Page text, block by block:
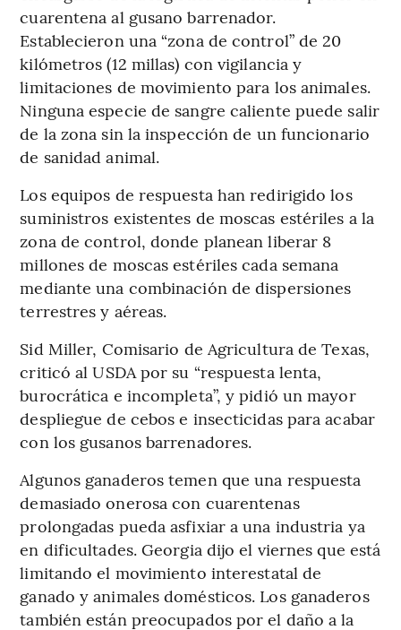
cuarentena al gusano barrenador.
Establecieron una “zona de control” de 20
kilómetros (12 millas) con vigilancia y
limitaciones de movimiento para los animales.
Ninguna especie de sangre caliente puede salir
de la zona sin la inspección de un funcionario
de sanidad animal.
Los equipos de respuesta han redirigido los
suministros existentes de moscas estériles a la
zona de control, donde planean liberar 8
millones de moscas estériles cada semana
mediante una combinación de dispersiones
terrestres y aéreas.
Sid Miller, Comisario de Agricultura de Texas,
criticó al USDA por su “respuesta lenta,
burocrática e incompleta”, y pidió un mayor
despliegue de cebos e insecticidas para acabar
con los gusanos barrenadores.
Algunos ganaderos temen que una respuesta
demasiado onerosa con cuarentenas
prolongadas pueda asfixiar a una industria ya
en dificultades. Georgia dijo el viernes que está
limitando el movimiento interestatal de
ganado y animales domésticos. Los ganaderos
también están preocupados por el daño a la